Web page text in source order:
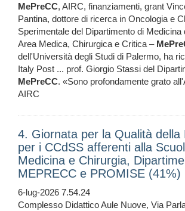
MePreCC, AIRC, finanziamenti, grant
Pantina, dottore di ricerca in Oncologia e
Sperimentale del Dipartimento di Medicina
Area Medica, Chirurgica e Critica –
dell'Università degli Studi di Palermo, ha
Italy Post ... prof. Giorgio Stassi del
MePreCC. «Sono profondamente grato
AIRC
4. Giornata per la Qualità della
per i CCdSS afferenti alla
Medicina e Chirurgia,
MEPRECC e PROMISE (41%)
6-lug-2026 7.54.24
Complesso Didattico Aule Nuove, Via